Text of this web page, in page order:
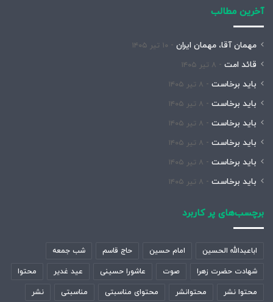
آخرین مطالب
مهمان آقا، مهمان ایران ۱۰ تیر ۱۴۰۵
قائد امت ۸ تیر ۱۴۰۵
باید برخاست ۸ تیر ۱۴۰۵
باید برخاست ۸ تیر ۱۴۰۵
باید برخاست ۸ تیر ۱۴۰۵
باید برخاست ۸ تیر ۱۴۰۵
باید برخاست ۸ تیر ۱۴۰۵
باید برخاست ۸ تیر ۱۴۰۵
برچسب‌های پر کاربرد
اباعبدالله الحسین امام حسین حاج قاسم شب جمعه
شهادت حضرت زهرا صوت عاشورا حسینی عید غدیر محتوا
محتوا نشر محتوانشر محتوای مناسبتی مناسبتی نشر